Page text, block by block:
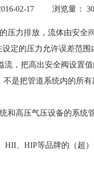
02-17 浏览量：
压力排放，流体由安全
定的压力允许误差范
，把高出安全阀设置
是把管道系统内的所
和高压气压设备的系统
HII、HIP等品牌的（超